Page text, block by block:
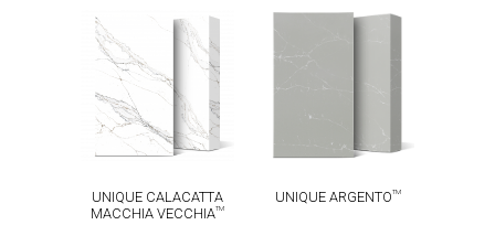
UNIQUE
CALACATTA
MACCHIA
VECCHIA
UNIQUE CALACATTA
MACCHIA VECCHIATM
ARGENTO
UNIQUE ARGENTOTM